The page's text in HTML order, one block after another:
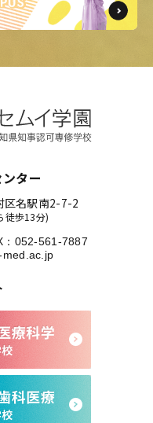
ター
区名駅南2-7-2
徒歩13分)
：052-561-7887
med.ac.jp